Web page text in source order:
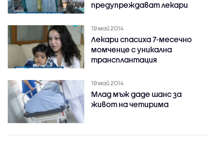
предупреждават лекари
19 май 2014
Лекари спасиха 7-месечно
момченце с уникална
трансплантация
19 май 2014
Млад мъж даде шанс за
живот на четирима